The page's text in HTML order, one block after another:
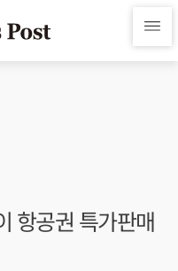
항공권 특가판매